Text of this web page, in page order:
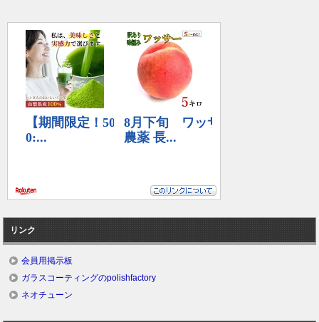
リンク
会員用掲示板
ガラスコーティングのpolishfactory
ネオチューン